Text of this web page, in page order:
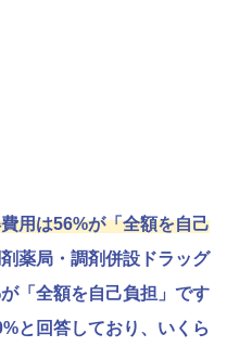
用は56%が「全額を自己
薬局・調剤併設ドラッグ
「全額を自己負担」です
と回答しており、いくら